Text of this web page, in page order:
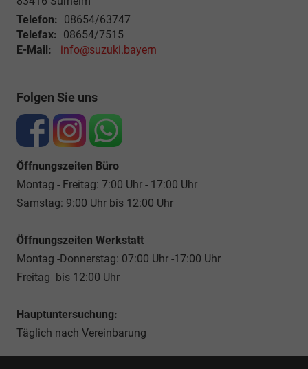
Telefon: 08654/63747
Telefax: 08654/7515
E-Mail:
info@suzuki.bayern
Folgen Sie uns
Öffnungszeiten Büro
Montag - Freitag: 7:00 Uhr - 17:00 Uhr
Samstag: 9:00 Uhr bis 12:00 Uhr
Öffnungszeiten Werkstatt
Montag -Donnerstag: 07:00 Uhr -17:00 Uhr
Freitag bis 12:00 Uhr
Hauptuntersuchung:
Täglich nach Vereinbarung